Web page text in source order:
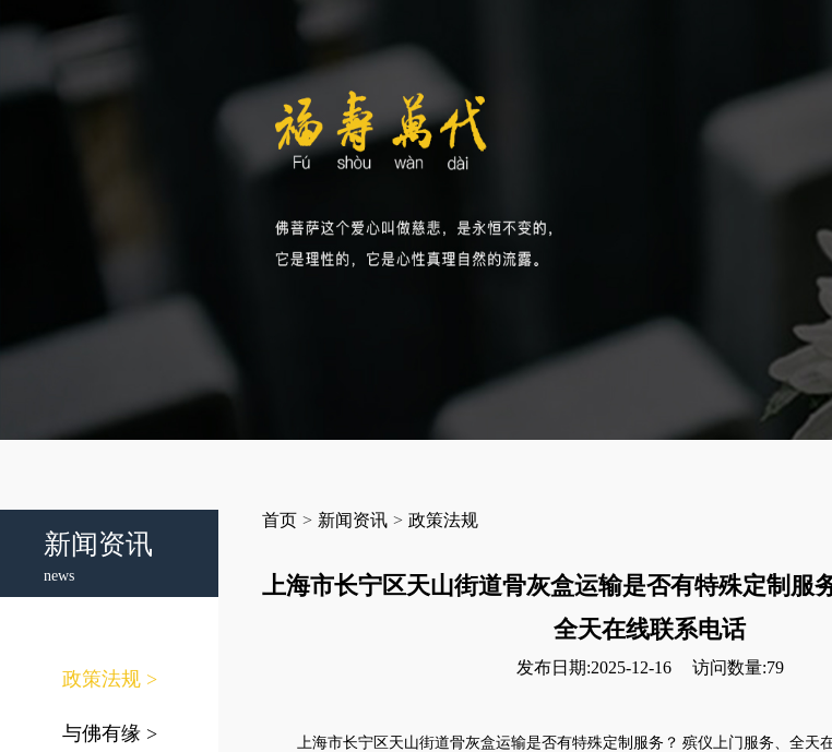
新闻资讯
news
政策法规 >
与佛有缘 >
首页 > 新闻资讯 > 政策法规
上海市长宁区天山街道骨灰盒运输是否有特殊定制服
全天在线联系电话
发布日期:2025-12-16 访问数量:79
上海市长宁区天山街道骨灰盒运输是否有特殊定制服务？ 殡仪 上门服务 、全天